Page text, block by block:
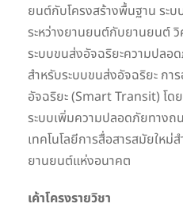
ยนต์กับโครงสร้างพื้นฐาน ระบ
ระหว่างยานยนต์กับยานยนต์
ระบบขนส่งอัจฉริยะความปลอ
สำหรับระบบขนส่งอัจฉริยะ ก
อัจฉริยะ (Smart Transit) โด
ระบบเพิ่มความปลอดภัยทางถ
เทคโนโลยีการสื่อสารสมัยใหม่
ยานยนต์แห่งอนาคต
เค้าโครงรายวิชา